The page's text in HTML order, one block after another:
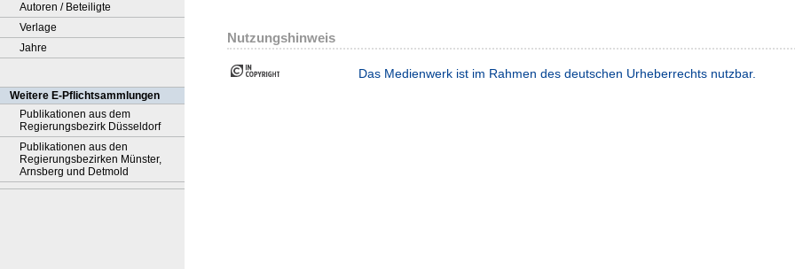
Autoren / Beteiligte
Verlage
Jahre
Weitere E-Pflichtsammlungen
Publikationen aus dem
Regierungsbezirk Düsseldorf
Publikationen aus den
Regierungsbezirken Münster,
Arnsberg und Detmold
Nutzungshinweis
Das Medienwerk ist im Rahmen des deutschen Urheberrechts nutzbar.